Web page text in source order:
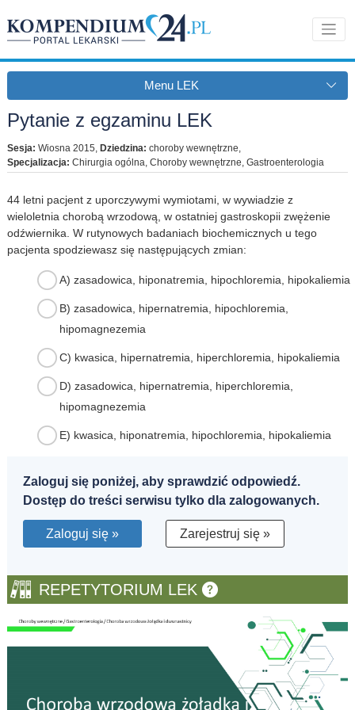
Menu LEK
Pytanie z egzaminu LEK
Sesja: Wiosna 2015, Dziedzina: choroby wewnętrzne,
Specjalizacja: Chirurgia ogólna, Choroby wewnętrzne, Gastroenterologia
44 letni pacjent z uporczywymi wymiotami, w wywiadzie z
wieloletnia chorobą wrzodową, w ostatniej gastroskopii zwężenie
odźwiernika. W rutynowych badaniach biochemicznych u tego
pacjenta spodziewasz się następujących zmian:
A) zasadowica, hiponatremia, hipochloremia, hipokaliemia
B) zasadowica, hipernatremia, hipochloremia,
hipomagnezemia
C) kwasica, hipernatremia, hiperchloremia, hipokaliemia
D) zasadowica, hipernatremia, hiperchloremia,
hipomagnezemia
E) kwasica, hiponatremia, hipochloremia, hipokaliemia
Zaloguj się poniżej, aby sprawdzić odpowiedź.
Dostęp do treści serwisu tylko dla zalogowanych.
Zaloguj się » Zarejestruj się »
REPETYTORIUM LEK